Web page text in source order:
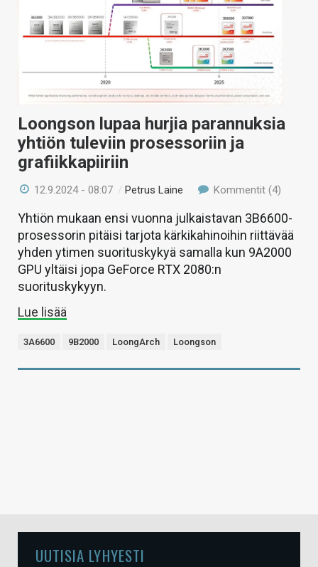
KAUPPA
HAKU
Loongson lupaa hurjia parannuksia
yhtiön tuleviin prosessoriin ja
grafiikkapiiriin
12.9.2024 - 08:07 /Petrus Laine Kommentit (4)
Yhtiön mukaan ensi vuonna julkaistavan 3B6600-
prosessorin pitäisi tarjota kärkikahinoihin riittävää
yhden ytimen suorituskykyä samalla kun 9A2000
GPU yltäisi jopa GeForce RTX 2080:n
suorituskykyyn.
Lue lisää
3A6600 9B2000 LoongArch Loongson
UUTISIA LYHYESTI